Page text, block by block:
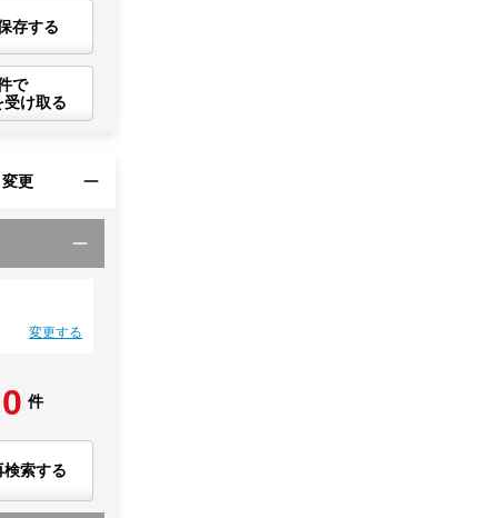
存する
で
受け取る
更
変更する
0 件
検索する